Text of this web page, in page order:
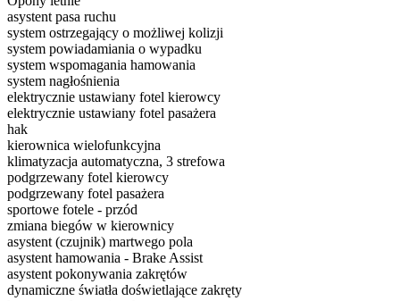
asystent pasa ruchu
system ostrzegający o możliwej kolizji
system powiadamiania o wypadku
system wspomagania hamowania
system nagłośnienia
elektrycznie ustawiany fotel kierowcy
elektrycznie ustawiany fotel pasażera
hak
kierownica wielofunkcyjna
klimatyzacja automatyczna, 3 strefowa
podgrzewany fotel kierowcy
podgrzewany fotel pasażera
sportowe fotele - przód
zmiana biegów w kierownicy
asystent (czujnik) martwego pola
asystent hamowania - Brake Assist
asystent pokonywania zakrętów
dynamiczne światła doświetlające zakręty